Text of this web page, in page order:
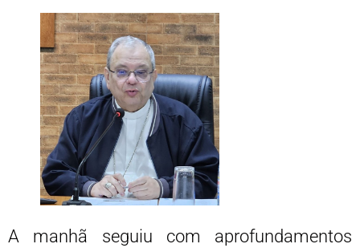
A manhã seguiu com aprofundamentos